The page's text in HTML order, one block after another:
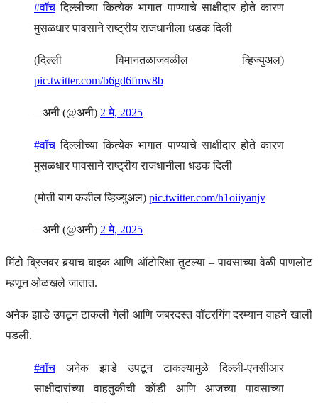
#वॉच दिल्लीच्या कित्येक भागात पाण्याचे साक्षीदार होते कारण
मुसळधार पावसाने राष्ट्रीय राजधानीला धडक दिली
(दिल्ली विमानतळाजवळील व्हिज्युअल)
pic.twitter.com/b6gd6fmw8b
– अनी (@अनी) 2 मे, 2025
#वॉच दिल्लीच्या कित्येक भागात पाण्याचे साक्षीदार होते कारण
मुसळधार पावसाने राष्ट्रीय राजधानीला धडक दिली
(मोती बाग कडील व्हिज्युअल) pic.twitter.com/h1oiiyanjv
– अनी (@अनी) 2 मे, 2025
मिंटो ब्रिजवर बर्‍याच बाइक आणि ऑटोरिक्षा तुटल्या – पावसाच्या वेळी पाणलोट
म्हणून ओळखले जातात.
अनेक झाडे उपटून टाकली गेली आणि जबरदस्त वॉटरगिंग दरम्यान वाहने खाली
पडली.
#वॉच अनेक झाडे उपटून टाकल्यामुळे दिल्ली-एनसीआर
साक्षीदारांच्या वाहतुकीची कोंडी आणि आजच्या पावसाच्या